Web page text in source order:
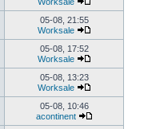
05-08, 21:55
Worksale
05-08, 17:52
Worksale
05-08, 13:23
Worksale
05-08, 10:46
acontinent